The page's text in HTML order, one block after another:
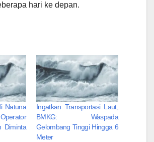
hari ke depan.
Natuna
Diminta
Ingatkan Transportasi Laut,
BMKG: Waspada
Gelombang Tinggi Hingga 6
Meter